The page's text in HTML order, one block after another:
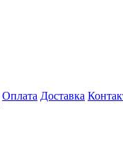
Оплата Доставка